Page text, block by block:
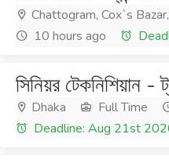
Chattogram, Cox`s
10 hours ago
সিনিয়র টেকনিশিয়ান -
Dhaka Full Time
Deadline: Aug 21st